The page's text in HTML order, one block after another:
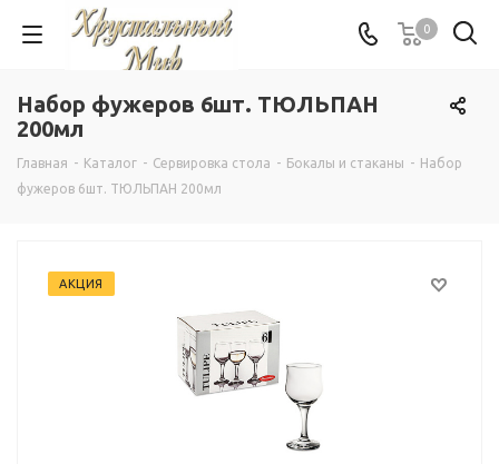
0
Набор фужеров 6шт. ТЮЛЬПАН
200мл
Главная - Каталог - Сервировка стола - Бокалы и стаканы - Набор
фужеров 6шт. ТЮЛЬПАН 200мл
АКЦИЯ